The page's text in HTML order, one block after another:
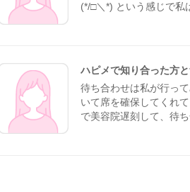
(*/□＼*) という感じで私
ばかり見てしゃべって
るようになってきた私
顔を見てなに？ってき
この人なんなのー！？
会話もしていたけど、
レンジしてもらった髪
お店を出て
とお買い物してこれで
ハピメで知り合った方と
待ち合わせは私が行っ
いて席を確保してくれ
で美容院遅刻して、待
きつけの美容院行くの
ろ？ とりあえず緊張し